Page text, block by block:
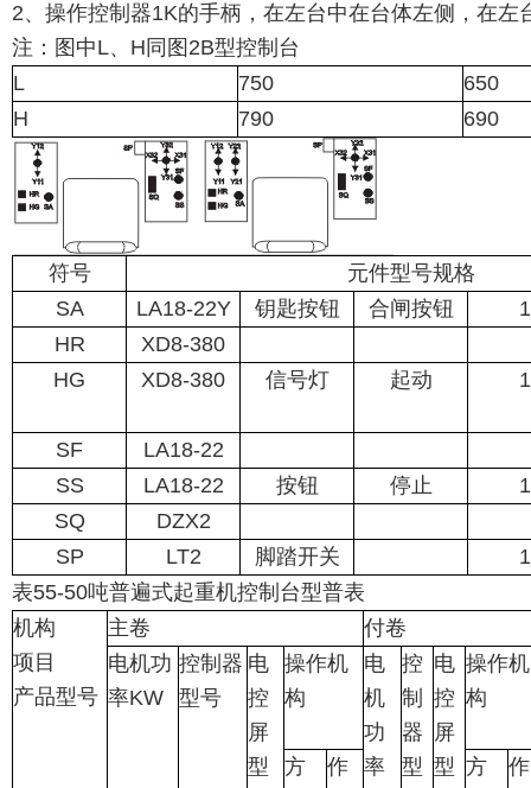
2、操作控制器1K的手柄，在左台中在台体左侧，在左
注：图中L、H同图2B型控制台
L
750
650
H
790 690
符号
元件型号规格
SA
LA18-22Y 钥匙按钮 合闸按钮
1
HR
XD8-380
HG
XD8-380 信号灯 起动 1
SF
LA18-22
SS
LA18-22 按钮 停止
1
SQ
DZX2
SP
LT2 脚踏开关
1
表55-50吨普遍式起重机控制台型普表
机构
项目
产品型号
主卷
付卷
电机功
率KW
控制器
型号
电
控
屏
型
操作机
构
电
机
功
率
控
制
器
型
电
控
屏
型
操作机
构
方
作
方
作